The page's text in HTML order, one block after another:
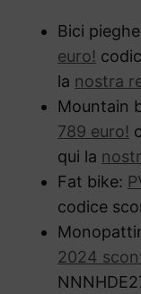
Bici
euro!
la nostra
Mountain
789 euro!
qui la
Fat bike:
codice
2024